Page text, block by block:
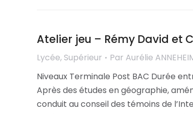
Atelier jeu – Rémy David et
Lycée, Supérieur Par Aurélie
Niveaux Terminale Post BAC Durée
Après des études en géographie,
conduit au conseil des témoins de